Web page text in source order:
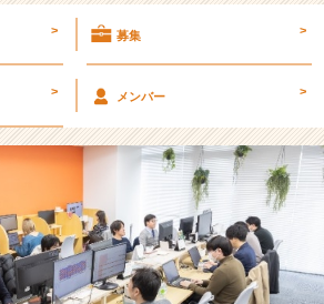
リ
ド
レ
式
会
社
フ
> 募集 >
> メンバー >